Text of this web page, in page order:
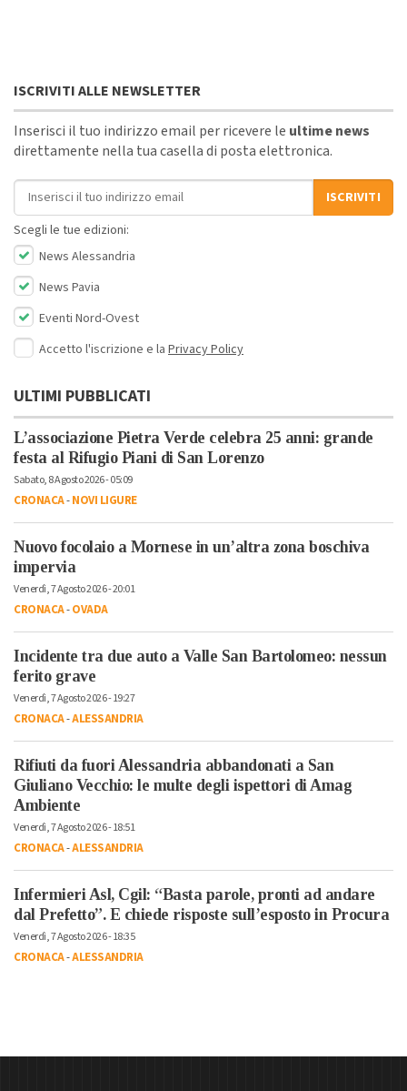
ISCRIVITI ALLE NEWSLETTER
Inserisci il tuo indirizzo email per ricevere le ultime news
direttamente nella tua casella di posta elettronica.
Indirizzo email
ISCRIVITI
Scegli le tue edizioni:
News Alessandria
News Pavia
Eventi Nord-Ovest
Accetto l'iscrizione e la Privacy Policy
ULTIMI PUBBLICATI
L’associazione Pietra Verde celebra 25 anni: grande
festa al Rifugio Piani di San Lorenzo
Sabato, 8 Agosto 2026 - 05:09
CRONACA-NOVI LIGURE
Nuovo focolaio a Mornese in un’altra zona boschiva
impervia
Venerdì, 7 Agosto 2026 - 20:01
CRONACA-OVADA
Incidente tra due auto a Valle San Bartolomeo: nessun
ferito grave
Venerdì, 7 Agosto 2026 - 19:27
CRONACA-ALESSANDRIA
Rifiuti da fuori Alessandria abbandonati a San
Giuliano Vecchio: le multe degli ispettori di Amag
Ambiente
Venerdì, 7 Agosto 2026 - 18:51
CRONACA-ALESSANDRIA
Infermieri Asl, Cgil: “Basta parole, pronti ad andare
dal Prefetto”. E chiede risposte sull’esposto in Procura
Venerdì, 7 Agosto 2026 - 18:35
CRONACA-ALESSANDRIA